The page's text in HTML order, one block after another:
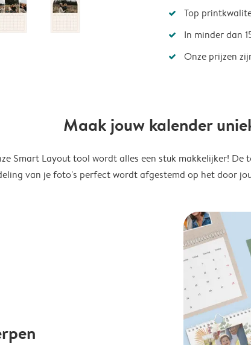
Top
In minder dan
Onze prijzen
Maak jouw kalender
Smart Layout tool wordt alles een stuk makkelijker! De
van je foto's perfect wordt afgestemd op het door